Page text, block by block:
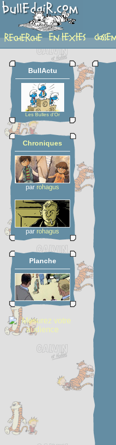
planche
BullActu
Les Bulles d'Or
Chroniques
par rohagus
par rohagus
Planche